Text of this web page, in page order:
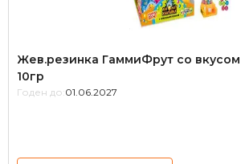
Жев.резинка ГаммиФрут со
10гр
Годен до: 01.06.2027